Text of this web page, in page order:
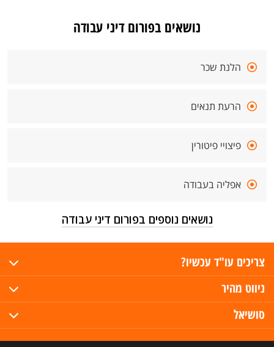
נושאים בפורום דיני עבודה
הלנת שכר
הרעת תנאים
פיצויי פיטורין
אפליה בעבודה
נושאים נוספים בפורום דיני עבודה
צריכים עו"ד עכשיו?
ניווט מהיר
סושיאל